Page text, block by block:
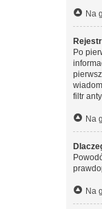
Na
Po
filtr
Na
Na